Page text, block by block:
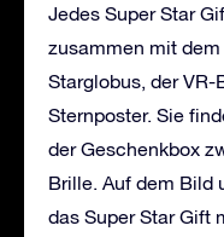
Jedes Super Star
zusammen mit
Starglobus, der
Sternposter. Sie
der Geschenkbox
Brille. Auf dem Bild
das Super Star Gift